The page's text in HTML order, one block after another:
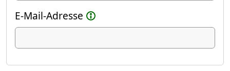
E-Mail-Adresse